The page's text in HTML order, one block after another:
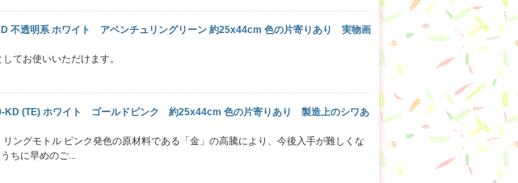
不透明系 ホワイト アベンチュリングリーン 約25x44cm 色の片寄りあり 実物画
てお使いいただけます。
(TE) ホワイト ゴールドピンク 約25x44cm 色の片寄りあり 製造上のシワあ
ングモトル ピンク発色の原材料である「金」の高騰により、今後入手が難しくな
ちに早めのご...